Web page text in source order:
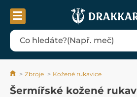
Zbroje Kožené rukavice
Šermířské kožené